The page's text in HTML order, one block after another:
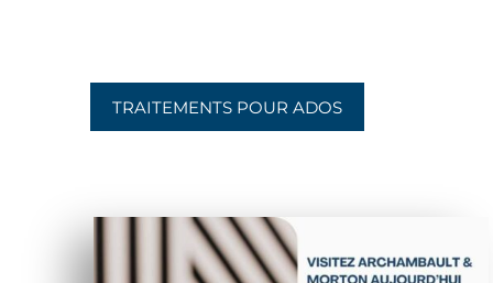
TRAITEMENTS POUR ADOS